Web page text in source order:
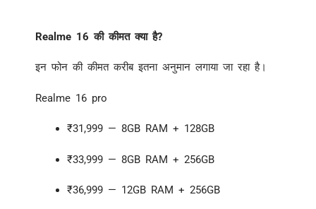
Realme 16 की कीमत क्या है?
इन फोन की कीमत करीब इतना अनुमान लगाया जा रहा है।
Realme 16 pro
₹31,999 — 8GB RAM + 128GB
₹33,999 — 8GB RAM + 256GB
₹36,999 — 12GB RAM + 256GB